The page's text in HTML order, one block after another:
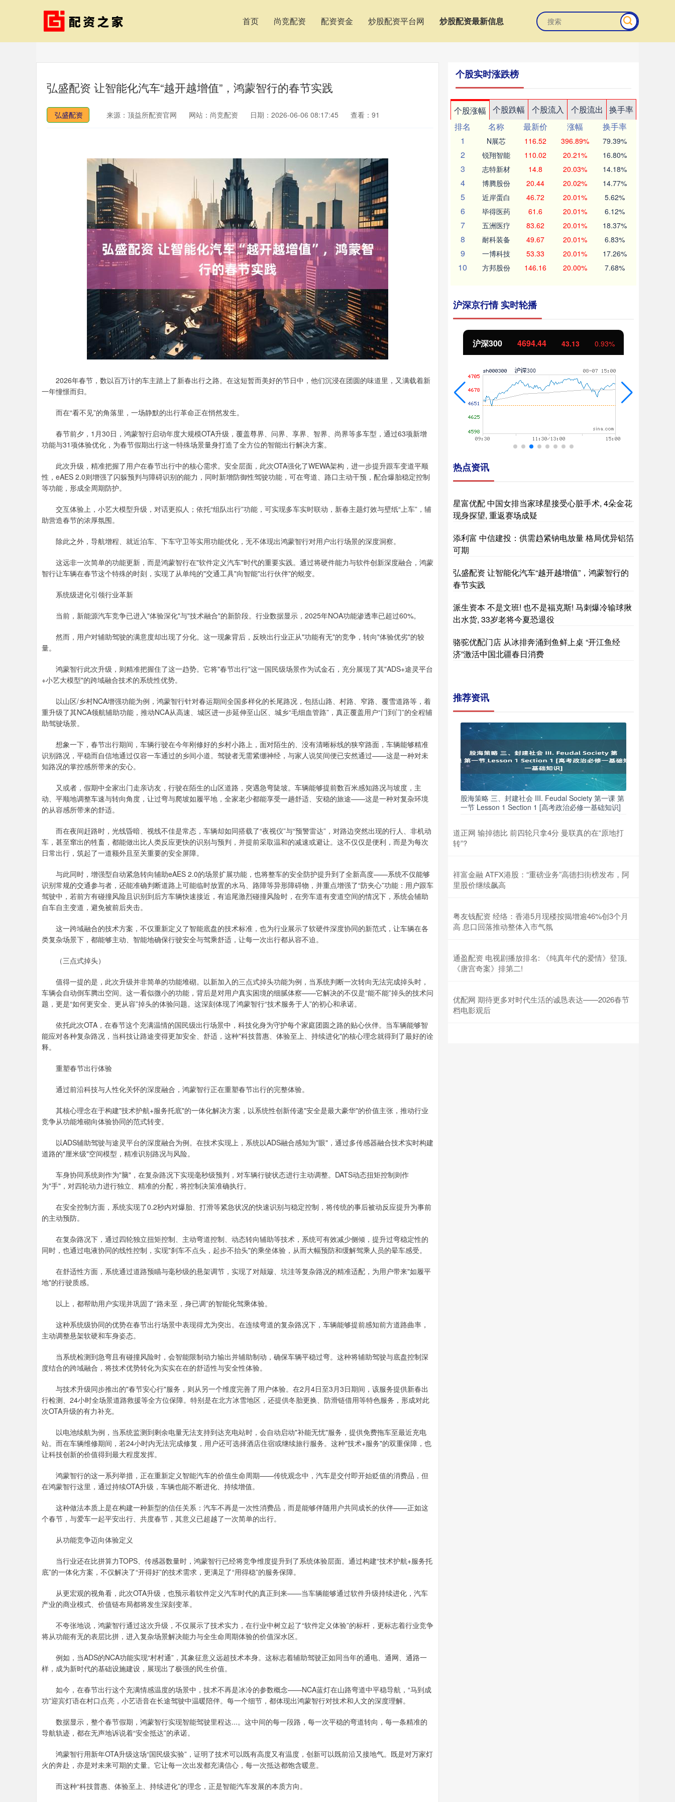
首页 尚竞配资 配资资金 炒股配资平台网 炒股配资最新信息
弘盛配资 让智能化汽车“越开越增值”，鸿蒙智行的春节实践
弘盛配资 来源：顶益所配资官网 网站：尚竞配资 日期：2026-06-06 08:17:45 查看：91
2026年春节，数以百万计的车主踏上了新春出行之路。在这短暂而美好的节日中，他们沉浸在团圆的味道里，又满载着新
一年憧憬而归。
而在“看不见”的角落里，一场静默的出行革命正在悄然发生。
春节前夕，1月30日，鸿蒙智行启动年度大规模OTA升级，覆盖尊界、问界、享界、智界、尚界等多车型，通过63项新增
功能与31项体验优化，为春节假期出行这一特殊场景量身打造了全方位的智能出行解决方案。
此次升级，精准把握了用户在春节出行中的核心需求。安全层面，此次OTA强化了WEWA架构，进一步提升跟车变道平顺
性，eAES 2.0则增强了闪躲预判与障碍识别的能力，同时新增防御性驾驶功能，可在弯道、路口主动干预，配合爆胎稳定控制
等功能，形成全周期防护。
交互体验上，小艺大模型升级，对话更拟人；依托“组队出行”功能，可实现多车实时联动，新春主题灯效与壁纸“上车”，辅
助营造春节的浓厚氛围。
除此之外，导航增程、就近泊车、下车守卫等实用功能优化，无不体现出鸿蒙智行对用户出行场景的深度洞察。
这远非一次简单的功能更新，而是鸿蒙智行在"软件定义汽车"时代的重要实践。通过将硬件能力与软件创新深度融合，鸿蒙
智行让车辆在春节这个特殊的时刻，实现了从单纯的"交通工具"向智能"出行伙伴"的蜕变。
系统级进化引领行业革新
当前，新能源汽车竞争已进入"体验深化"与"技术融合"的新阶段。行业数据显示，2025年NOA功能渗透率已超过60%。
然而，用户对辅助驾驶的满意度却出现了分化。这一现象背后，反映出行业正从"功能有无"的竞争，转向"体验优劣"的较
量。
鸿蒙智行此次升级，则精准把握住了这一趋势。它将"春节出行"这一国民级场景作为试金石，充分展现了其"ADS+途灵平台
+小艺大模型"的跨域融合技术的系统性优势。
以山区/乡村NCA增强功能为例，鸿蒙智行针对春运期间全国多样化的长尾路况，包括山路、村路、窄路、覆雪道路等，着
重升级了其NCA领航辅助功能，推动NCA从高速、城区进一步延伸至山区、城乡“毛细血管路”，真正覆盖用户“门到门”的全程辅
助驾驶场景。
想象一下，春节出行期间，车辆行驶在今年刚修好的乡村小路上，面对陌生的、没有清晰标线的狭窄路面，车辆能够精准
识别路况，平稳而自信地通过仅容一车通过的乡间小道。驾驶者无需紧绷神经，与家人说笑间便已安然通过——这是一种对未
知路况的掌控感所带来的安心。
又或者，假期中全家出门走亲访友，行驶在陌生的山区道路，突遇急弯陡坡。车辆能够提前数百米感知路况与坡度，主
动、平顺地调整车速与转向角度，让过弯与爬坡如履平地，全家老少都能享受一趟舒适、安稳的旅途——这是一种对复杂环境
的从容感所带来的舒适。
而在夜间赶路时，光线昏暗、视线不佳是常态，车辆却如同搭载了“夜视仪”与“预警雷达”，对路边突然出现的行人、非机动
车，甚至窜出的牲畜，都能做出比人类反应更快的识别与预判，并提前采取温和的减速或避让。这不仅仅是便利，而是为每次
日常出行，筑起了一道额外且至关重要的安全屏障。
与此同时，增强型自动紧急转向辅助eAES 2.0的场景扩展功能，也将整车的安全防护提升到了全新高度——系统不仅能够
识别常规的交通参与者，还能准确判断道路上可能临时放置的水马、路障等异形障碍物，并重点增强了“防夹心”功能：用户跟车
驾驶中，若前方有碰撞风险且识别到后方车辆快速接近，有追尾激烈碰撞风险时，在旁车道有变道空间的情况下，系统会辅助
自车自主变道，避免被前后夹击。
这一跨域融合的技术方案，不仅重新定义了智能底盘的技术标准，也为行业展示了软硬件深度协同的新范式，让车辆在各
类复杂场景下，都能够主动、智能地确保行驶安全与驾乘舒适，让每一次出行都从容不迫。
（三点式掉头）
值得一提的是，此次升级并非简单的功能堆砌。以新加入的三点式掉头功能为例，当系统判断一次转向无法完成掉头时，
车辆会自动倒车腾出空间。这一看似微小的功能，背后是对用户真实困境的细腻体察——它解决的不仅是“能不能”掉头的技术问
题，更是“如何更安全、更从容”掉头的体验问题。这深刻体现了鸿蒙智行“技术服务于人”的初心和承诺。
依托此次OTA，在春节这个充满温情的国民级出行场景中，科技化身为守护每个家庭团圆之路的贴心伙伴。当车辆能够智
能应对各种复杂路况，当科技让路途变得更加安全、舒适，这种"科技普惠、体验至上、持续进化"的核心理念就得到了最好的诠
释。
重塑春节出行体验
通过前沿科技与人性化关怀的深度融合，鸿蒙智行正在重塑春节出行的完整体验。
其核心理念在于构建"技术护航+服务托底"的一体化解决方案，以系统性创新传递"安全是最大豪华"的价值主张，推动行业
竞争从功能堆砌向体验协同的范式转变。
以ADS辅助驾驶与途灵平台的深度融合为例。在技术实现上，系统以ADS融合感知为"眼"，通过多传感器融合技术实时构建
道路的"厘米级"空间模型，精准识别路况与风险。
车身协同系统则作为"脑"，在复杂路况下实现毫秒级预判，对车辆行驶状态进行主动调整。DATS动态扭矩控制则作
为"手"，对四轮动力进行独立、精准的分配，将控制决策准确执行。
在安全控制方面，系统实现了0.2秒内对爆胎、打滑等紧急状况的快速识别与稳定控制，将传统的事后被动反应提升为事前
的主动预防。
在复杂路况下，通过四轮独立扭矩控制、主动弯道控制、动态转向辅助等技术，系统可有效减少侧倾，提升过弯稳定性的
同时，也通过电液协同的线性控制，实现"刹车不点头，起步不抬头"的乘坐体验，从而大幅预防和缓解驾乘人员的晕车感受。
在舒适性方面，系统通过道路预瞄与毫秒级的悬架调节，实现了对颠簸、坑洼等复杂路况的精准适配，为用户带来"如履平
地"的行驶质感。
以上，都帮助用户实现并巩固了“路未至，身已调”的智能化驾乘体验。
这种系统级协同的优势在春节出行场景中表现得尤为突出。在连续弯道的复杂路况下，车辆能够提前感知前方道路曲率，
主动调整悬架软硬和车身姿态。
当系统检测到急弯且有碰撞风险时，会智能限制动力输出并辅助制动，确保车辆平稳过弯。这种将辅助驾驶与底盘控制深
度结合的跨域融合，将技术优势转化为实实在在的舒适性与安全性体验。
与技术升级同步推出的"春节安心行"服务，则从另一个维度完善了用户体验。在2月4日至3月3日期间，该服务提供新春出
行检测、24小时全场景道路救援等全方位保障。特别是在北方冰雪地区，还提供冬胎更换、防滑链借用等特色服务，形成对此
次OTA升级的有力补充。
以电池续航为例，当系统监测到剩余电量无法支持到达充电站时，会自动启动"补能无忧"服务，提供免费拖车至最近充电
站。而在车辆维修期间，若24小时内无法完成修复，用户还可选择酒店住宿或继续旅行服务。这种"技术+服务"的双重保障，也
让科技创新的价值得到最大程度发挥。
鸿蒙智行的这一系列举措，正在重新定义智能汽车的价值生命周期——传统观念中，汽车是交付即开始贬值的消费品，但
在鸿蒙智行这里，通过持续OTA升级，车辆也能不断进化、持续增值。
这种做法本质上是在构建一种新型的信任关系：汽车不再是一次性消费品，而是能够伴随用户共同成长的伙伴——正如这
个春节，与爱车一起平安出行、共度春节，其意义已超越了一次简单的出行。
从功能竞争迈向体验定义
当行业还在比拼算力TOPS、传感器数量时，鸿蒙智行已经将竞争维度提升到了系统体验层面。通过构建“技术护航+服务托
底”的一体化方案，不仅解决了“开得好”的技术需求，更满足了“用得稳”的服务保障。
从更宏观的视角看，此次OTA升级，也预示着软件定义汽车时代的真正到来——当车辆能够通过软件升级持续进化，汽车
产业的商业模式、价值链布局都将发生深刻变革。
不夸张地说，鸿蒙智行通过这次升级，不仅展示了技术实力，在行业中树立起了“软件定义体验”的标杆，更标志着行业竞争
将从功能有无的表层比拼，进入复杂场景解决能力与全生命周期体验的价值深水区。
例如，当ADS的NCA功能实现“村村通”，其象征意义远超技术本身。这标志着辅助驾驶正如同当年的通电、通网、通路一
样，成为新时代的基础设施建设，展现出了极强的民生价值。
如今，在春节出行这个充满情感温度的场景中，技术不再是冰冷的参数概念——NCA蓝灯在山路弯道中平稳导航，“马到成
功”迎宾灯语在村口点亮，小艺语音在长途驾驶中温暖陪伴。每一个细节，都体现出鸿蒙智行对技术和人文的深度理解。
数据显示，整个春节假期，鸿蒙智行实现智能驾驶里程达...。这中间的每一段路，每一次平稳的弯道转向，每一条精准的
导航轨迹，都在无声地诉说着“安全抵达”的承诺。
鸿蒙智行用新年OTA升级这场“国民级实验”，证明了技术可以既有高度又有温度，创新可以既前沿又接地气。既是对万家灯
火的奔赴，亦是对未来可期的丈量。它让每一次出发都充满信心，每一次抵达都饱含暖意。
而这种“科技普惠、体验至上、持续进化”的理念，正是智能汽车发展的本质方向。
个股实时涨跌榜
个股涨幅 个股跌幅 个股流入 个股流出
换手率
排名
名称 最新价 涨幅
换手率
1
N展芯 116.52 396.89% 79.39%
2 锐翔智能 110.02 20.21% 16.80%
3 志特新材 14.8 20.03% 14.18%
4 博腾股份 20.44 20.02% 14.77%
5 近岸蛋白 46.72 20.01% 5.62%
6 毕得医药 61.6 20.01% 6.12%
7 五洲医疗 83.62 20.01% 18.37%
8 耐科装备 49.67 20.01% 6.83%
9 一博科技 53.33 20.01% 17.26%
10 方邦股份 146.16 20.00% 7.68%
沪深京行情 实时轮播
深证成指 14311.01 200.89 1.42% 沪深300 4694.44 43.13 北证50 1134.24 11.37 1.01%
热点资讯
星富优配 中国女排当家球星接受心脏手术, 4朵金花
现身探望, 重返赛场成疑
添利富 中信建投：供需趋紧钠电放量 格局优异铝箔
可期
弘盛配资 让智能化汽车“越开越增值”，鸿蒙智行的
春节实践
派生资本 不是文班! 也不是福克斯! 马刺爆冷输球揪
出水货, 33岁老将今夏恐退役
骆驼优配门店 从冰排奔涌到鱼鲜上桌 “开江鱼经
济”激活中国北疆春日消费
推荐资讯
股海策略 三、封建社会 III. Feudal Society 第一课 第
一节 Lesson 1 Section 1 [高考政治必修一基础知识]
道正网 输掉德比 前四轮只拿4分 曼联真的在“原地打
转”?
祥富金融 ATFX港股：“重磅业务”高德扫街榜发布，阿
里股价继续飙高
粤友钱配资 经络：香港5月现楼按揭增逾46%创3个月
高 息口回落推动整体入市气氛
通盈配资 电视剧播放排名: 《纯真年代的爱情》登顶,
《唐宫奇案》排第二!
优配网 期待更多对时代生活的诚恳表达——2026春节
档电影观后